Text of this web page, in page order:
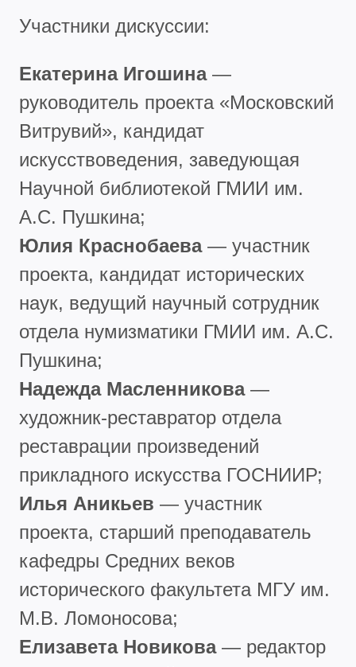
Участники дискуссии:
Екатерина Игошина—
руководитель проекта «Московский
Витрувий», кандидат
искусствоведения, заведующая
Научной библиотекой ГМИИ им.
А.С. Пушкина;
Юлия Краснобаева— участник
проекта, кандидат исторических
наук, ведущий научный сотрудник
отдела нумизматики ГМИИ им. А.С.
Пушкина;
Надежда Масленникова—
художник-реставратор отдела
реставрации произведений
прикладного искусства ГОСНИИР;
Илья Аникьев — участник
проекта, старший преподаватель
кафедры Средних веков
исторического факультета МГУ им.
М.В. Ломоносова;
Елизавета Новикова— редактор